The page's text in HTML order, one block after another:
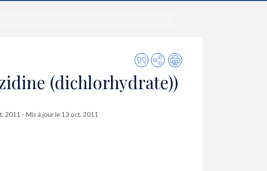
Citer
cette
publication
PartagerImpression
(dichlorhydrate))
2011 - Mis à jour le 13 oct. 2011